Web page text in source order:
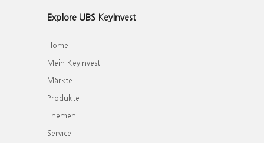
Explore UBS KeyInvest
Home
Mein KeyInvest
Märkte
Produkte
Themen
Service